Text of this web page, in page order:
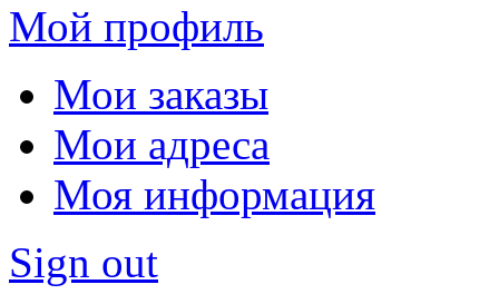
Мой профиль
Мои заказы
Мои адреса
Моя информация
Sign out